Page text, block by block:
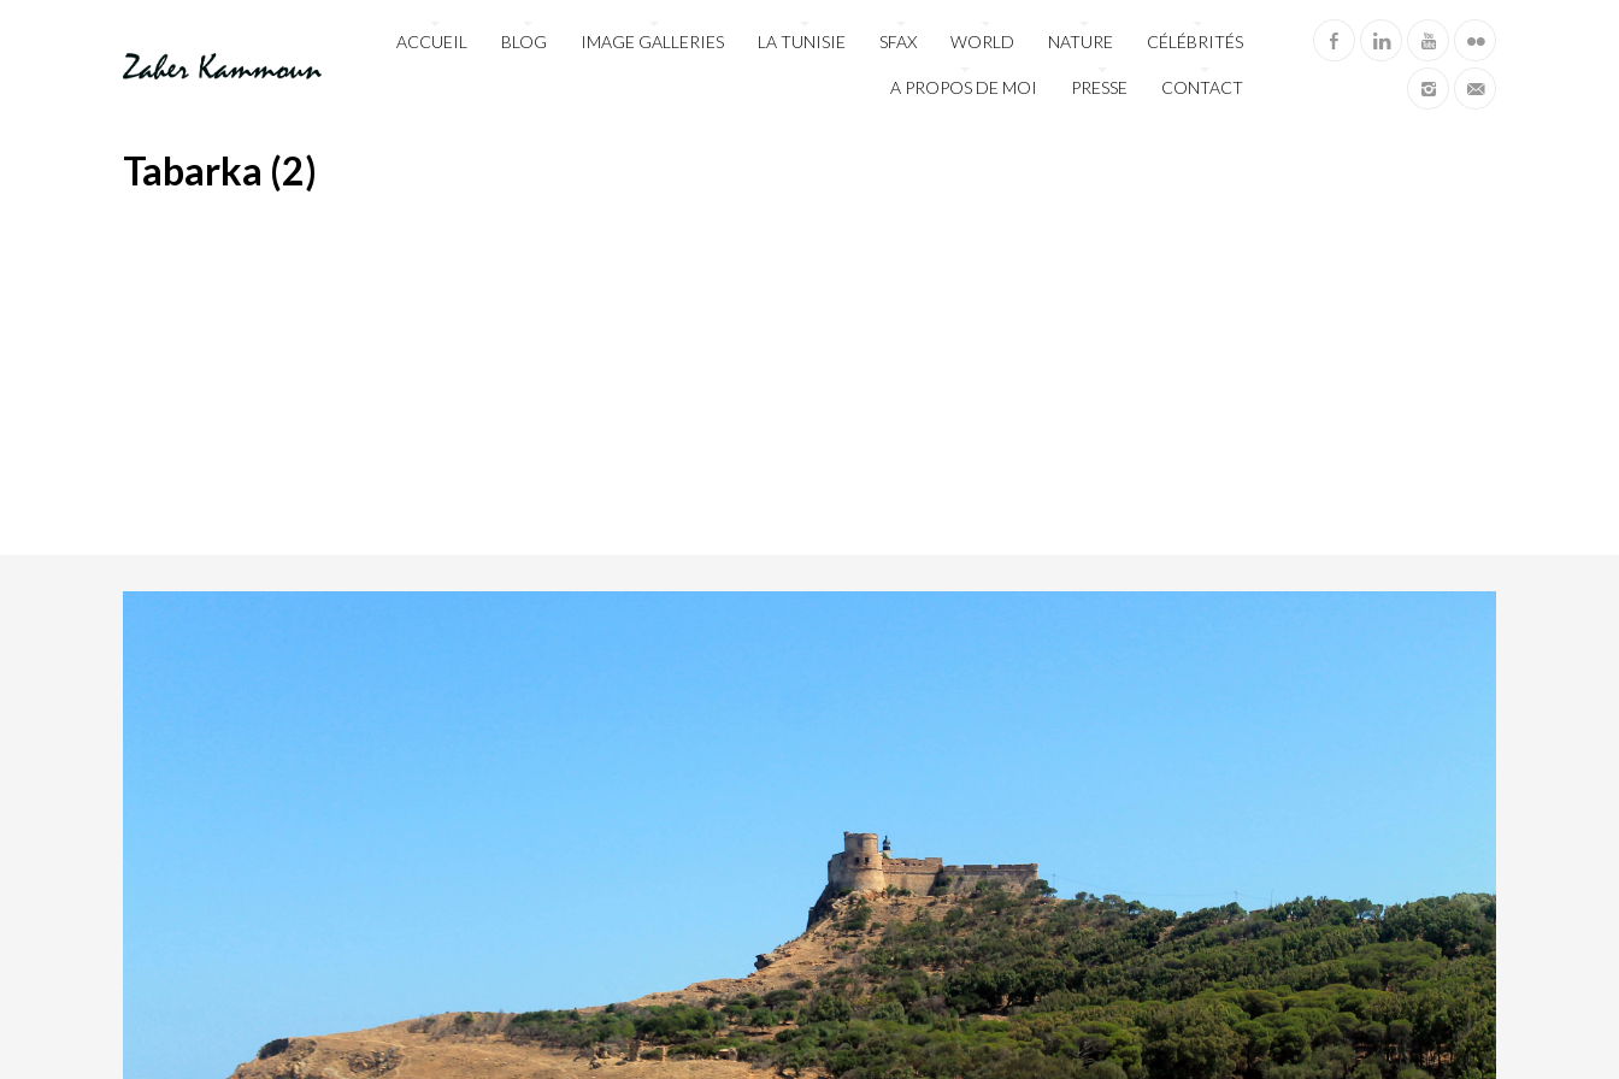
ACCUEIL BLOG IMAGE GALLERIES LA TUNISIE SFAX WORLD NATURE CÉLÉBRITÉS
A PROPOS DE MOI PRESSE CONTACT
Tabarka (2)